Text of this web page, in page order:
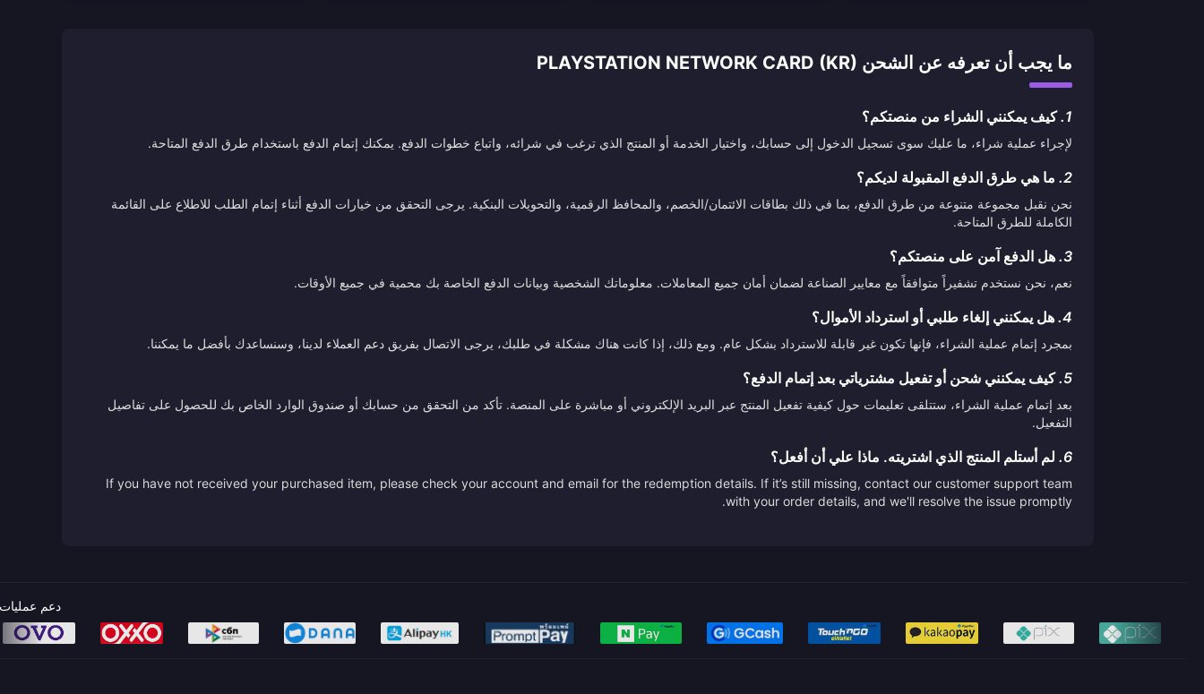
ما يجب أن تعرفه عن الشحن PLAYSTATION NETWORK CARD (KR)
1. كيف يمكنني الشراء من منصتكم؟
لإجراء عملية شراء، ما عليك سوى تسجيل الدخول إلى حسابك، واختيار الخدمة أو المنتج الذي ترغب في شرائه، واتباع خطوات الدفع. يمكنك إتمام الدفع باستخدام طرق الدفع المتاحة.
2. ما هي طرق الدفع المقبولة لديكم؟
نحن نقبل مجموعة متنوعة من طرق الدفع، بما في ذلك بطاقات الائتمان/الخصم، والمحافظ الرقمية، والتحويلات البنكية. يرجى التحقق من خيارات الدفع أثناء إتمام الطلب للاطلاع على القائمة
الكاملة للطرق المتاحة.
3. هل الدفع آمن على منصتكم؟
نعم، نحن نستخدم تشفيراً متوافقاً مع معايير الصناعة لضمان أمان جميع المعاملات. معلوماتك الشخصية وبيانات الدفع الخاصة بك محمية في جميع الأوقات.
4. هل يمكنني إلغاء طلبي أو استرداد الأموال؟
بمجرد إتمام عملية الشراء، فإنها تكون غير قابلة للاسترداد بشكل عام. ومع ذلك، إذا كانت هناك مشكلة في طلبك، يرجى الاتصال بفريق دعم العملاء لدينا، وسنساعدك بأفضل ما يمكننا.
5. كيف يمكنني شحن أو تفعيل مشترياتي بعد إتمام الدفع؟
بعد إتمام عملية الشراء، ستتلقى تعليمات حول كيفية تفعيل المنتج عبر البريد الإلكتروني أو مباشرة على المنصة. تأكد من التحقق من حسابك أو صندوق الوارد الخاص بك للحصول على تفاصيل
التفعيل.
6. لم أستلم المنتج الذي اشتريته. ماذا علي أن أفعل؟
If you have not received your purchased item, please check your account and email for the redemption details. If it’s still missing, contact our customer support team
with your order details, and we'll resolve the issue promptly.
دعم عمليات